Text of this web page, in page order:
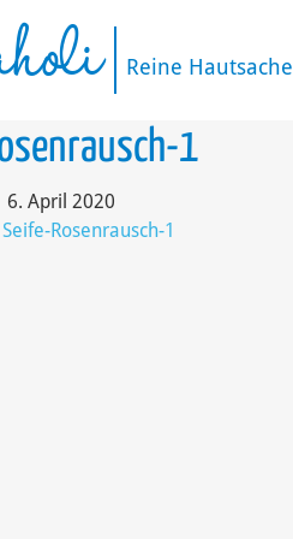
Reine Hautsache
1
6. April 2020
Rosenrausch-1